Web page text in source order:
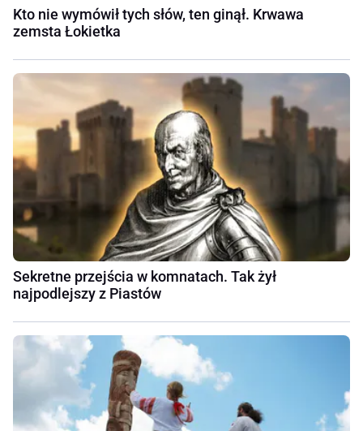
Kto nie wymówił tych słów, ten ginął. Krwawa
zemsta Łokietka
Sekretne przejścia w komnatach. Tak żył
najpodlejszy z Piastów